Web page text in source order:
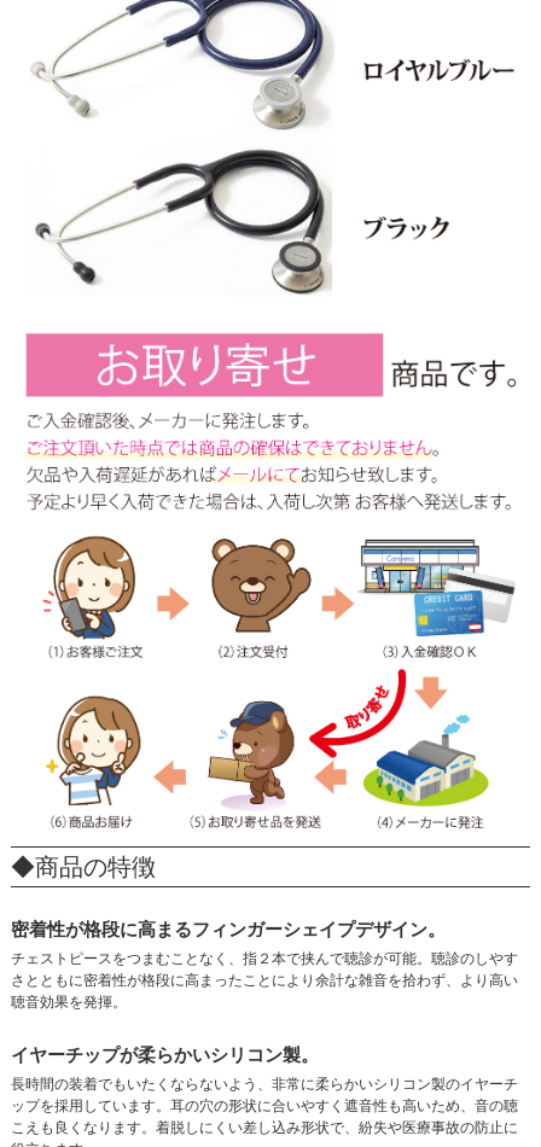
◆商品の特徴
密着性が格段に高まるフィンガーシェイプデザイン。
チェストピースをつまむことなく、指２本で挟んで聴診が可能。聴診のしやす
さとともに密着性が格段に高まったことにより余計な雑音を拾わず、より高い
聴音効果を発揮。
イヤーチップが柔らかいシリコン製。
長時間の装着でもいたくならないよう、非常に柔らかいシリコン製のイヤーチ
ップを採用しています。耳の穴の形状に合いやすく遮音性も高いため、音の聴
こえも良くなります。着脱しにくい差し込み形状で、紛失や医療事故の防止に